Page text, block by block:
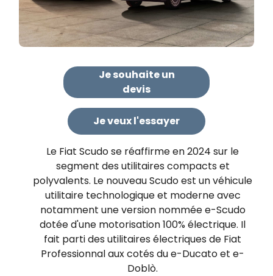
Je souhaite un
devis
Je veux l'essayer
Le Fiat Scudo se réaffirme en 2024 sur le
segment des utilitaires compacts et
polyvalents. Le nouveau Scudo est un véhicule
utilitaire technologique et moderne avec
notamment une version nommée e-Scudo
dotée d'une motorisation 100% électrique. Il
fait parti des utilitaires électriques de Fiat
Professionnal aux cotés du e-Ducato et e-
Doblò.